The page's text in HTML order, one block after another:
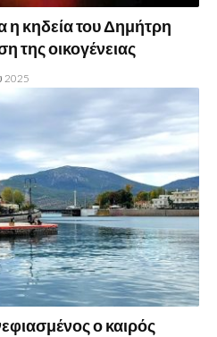
κηδεία του Δημήτρη
της οικογένειας
2025
ο καιρός